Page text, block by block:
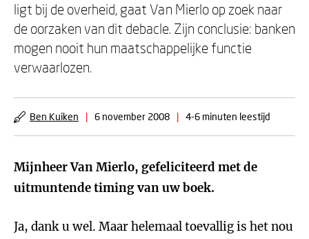
ligt bij de overheid, gaat Van Mierlo op zoek naar
de oorzaken van dit debacle. Zijn conclusie: banken
mogen nooit hun maatschappelijke functie
verwaarlozen.
Ben Kuiken | 6 november 2008 | 4-6 minuten leestijd
Mijnheer Van Mierlo, gefeliciteerd met de
uitmuntende timing van uw boek.
Ja, dank u wel. Maar helemaal toevallig is het nou